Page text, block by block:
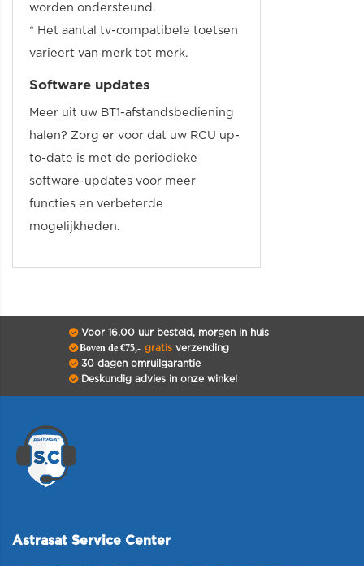
worden ondersteund.
* Het aantal tv-compatibele toetsen
varieert van merk tot merk.
Software updates
Meer uit uw BT1-afstandsbediening
halen? Zorg er voor dat uw RCU up-
to-date is met de periodieke
software-updates voor meer
functies en verbeterde
mogelijkheden.
Voor 16.00 uur besteld, morgen in huis
Boven de €75,- gratisverzending
30 dagen omruilgarantie
Deskundig advies in onze winkel
Astrasat Service Center